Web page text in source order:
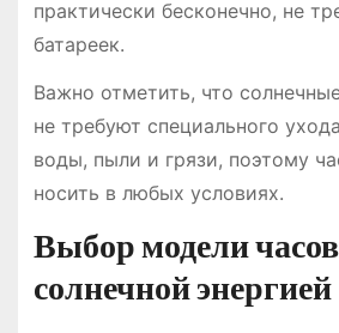
практически бесконечно, не
батареек.
Важно отметить, что
не требуют специального
воды, пыли и грязи, поэтому
носить в любых условиях.
Выбор модели
солнечной энергией